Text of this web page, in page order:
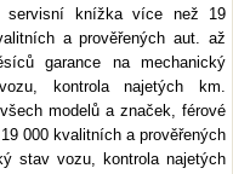
servisní knížka více než 19
a prověřených aut. až
garance na mechanický
kontrola najetých km.
modelů a značek, férové
000 kvalitních a prověřených
stav vozu, kontrola najetých